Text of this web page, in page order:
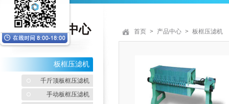
产品中心
板框压滤机
千斤顶板框压滤机
手动板框压滤机
首页 > 产品中心 > 板框压滤机